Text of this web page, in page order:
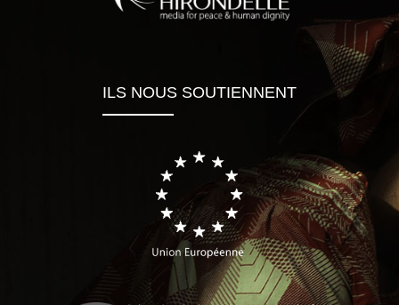
ILS NOUS SOUTIENNENT